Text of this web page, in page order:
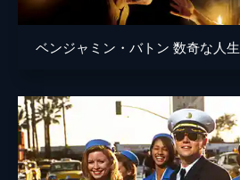
ベンジャミン・バトン 数奇な人生